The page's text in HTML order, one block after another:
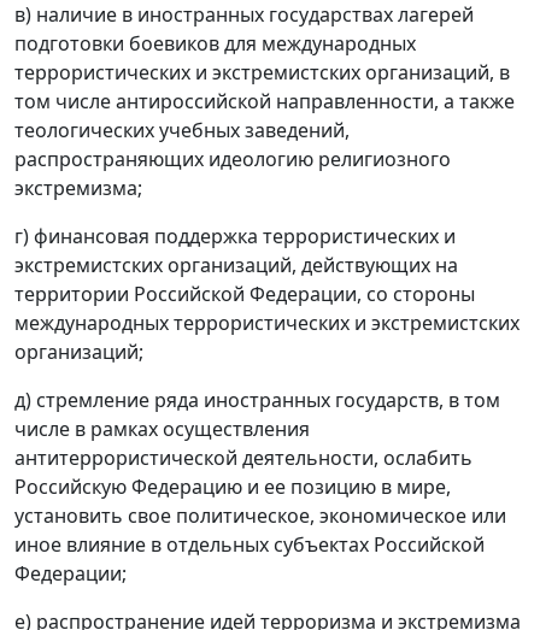
в) наличие в иностранных государствах лагерей
подготовки боевиков для международных
террористических и экстремистских организаций, в
том числе антироссийской направленности, а также
теологических учебных заведений,
распространяющих идеологию религиозного
экстремизма;
г) финансовая поддержка террористических и
экстремистских организаций, действующих на
территории Российской Федерации, со стороны
международных террористических и экстремистских
организаций;
д) стремление ряда иностранных государств, в том
числе в рамках осуществления
антитеррористической деятельности, ослабить
Российскую Федерацию и ее позицию в мире,
установить свое политическое, экономическое или
иное влияние в отдельных субъектах Российской
Федерации;
е) распространение идей терроризма и экстремизма